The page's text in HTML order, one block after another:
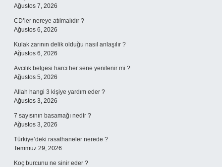
Ağustos 7, 2026
CD’ler nereye atılmalıdır ?
Ağustos 6, 2026
Kulak zarının delik olduğu nasıl anlaşılır ?
Ağustos 6, 2026
Avcılık belgesi harcı her sene yenilenir mi ?
Ağustos 5, 2026
Allah hangi 3 kişiye yardım eder ?
Ağustos 3, 2026
7 sayısının basamağı nedir ?
Ağustos 3, 2026
Türkiye’deki rasathaneler nerede ?
Temmuz 29, 2026
Koç burcunu ne sinir eder ?